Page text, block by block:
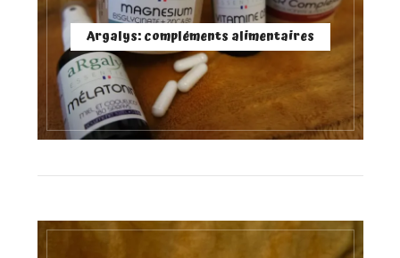
Argalys: compléments alimentaires